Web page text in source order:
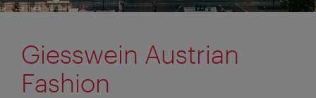
Giesswein Austrian
Fashion